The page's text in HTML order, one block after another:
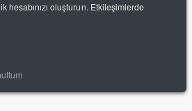
hesabınızı oluşturun. Etkileşimlerde